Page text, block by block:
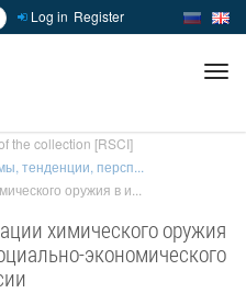
Log in Register
the collection [RSCI]
тенденции, персп...
оружия в и...
химического оружия
экономического